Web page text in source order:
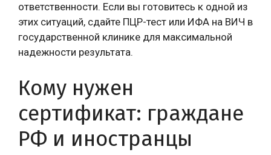
ответственности. Если вы готовитесь к одной из
этих ситуаций, сдайте ПЦР-тест или ИФА на ВИЧ в
государственной клинике для максимальной
надежности результата.
Кому нужен
сертификат: граждане
РФ и иностранцы